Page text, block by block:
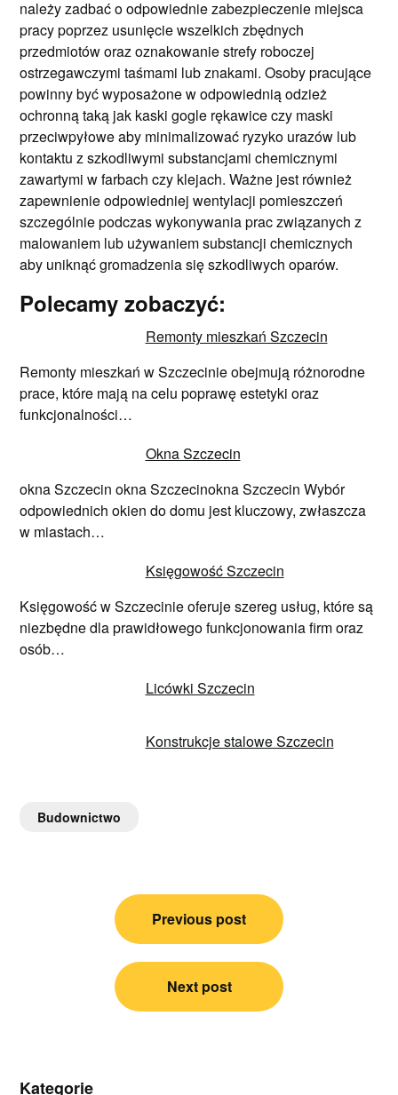
należy zadbać o odpowiednie zabezpieczenie miejsca
pracy poprzez usunięcie wszelkich zbędnych
przedmiotów oraz oznakowanie strefy roboczej
ostrzegawczymi taśmami lub znakami. Osoby pracujące
powinny być wyposażone w odpowiednią odzież
ochronną taką jak kaski gogle rękawice czy maski
przeciwpyłowe aby minimalizować ryzyko urazów lub
kontaktu z szkodliwymi substancjami chemicznymi
zawartymi w farbach czy klejach. Ważne jest również
zapewnienie odpowiedniej wentylacji pomieszczeń
szczególnie podczas wykonywania prac związanych z
malowaniem lub używaniem substancji chemicznych
aby uniknąć gromadzenia się szkodliwych oparów.
Polecamy zobaczyć:
Remonty mieszkań Szczecin
Remonty mieszkań w Szczecinie obejmują różnorodne
prace, które mają na celu poprawę estetyki oraz
funkcjonalności…
Okna Szczecin
okna Szczecin okna Szczecinokna Szczecin Wybór
odpowiednich okien do domu jest kluczowy, zwłaszcza
w miastach…
Księgowość Szczecin
Księgowość w Szczecinie oferuje szereg usług, które są
niezbędne dla prawidłowego funkcjonowania firm oraz
osób…
Licówki Szczecin
Konstrukcje stalowe Szczecin
Budownictwo
Nawigacja
Previous post
Next post
Kategorie